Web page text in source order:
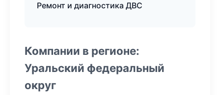
Ремонт и диагностика ДВС
Компании в регионе:
Уральский федеральный
округ